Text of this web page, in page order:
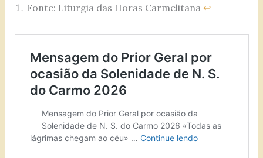
Fonte: Liturgia das Horas Carmelitana ↩︎